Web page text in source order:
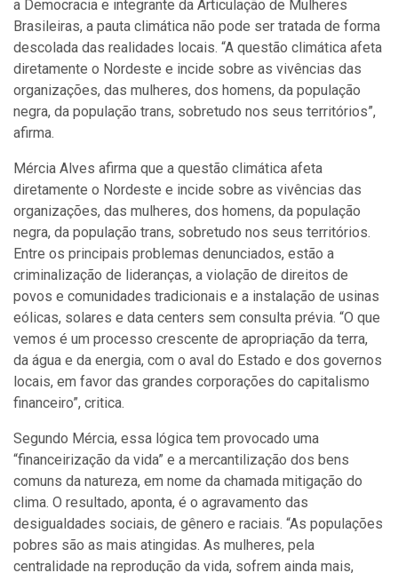
a Democracia e integrante da Articulação de Mulheres
Brasileiras, a pauta climática não pode ser tratada de forma
descolada das realidades locais. “A questão climática afeta
diretamente o Nordeste e incide sobre as vivências das
organizações, das mulheres, dos homens, da população
negra, da população trans, sobretudo nos seus territórios”,
afirma.
Mércia Alves afirma que a questão climática afeta
diretamente o Nordeste e incide sobre as vivências das
organizações, das mulheres, dos homens, da população
negra, da população trans, sobretudo nos seus territórios.
Entre os principais problemas denunciados, estão a
criminalização de lideranças, a violação de direitos de
povos e comunidades tradicionais e a instalação de usinas
eólicas, solares e data centers sem consulta prévia. “O que
vemos é um processo crescente de apropriação da terra,
da água e da energia, com o aval do Estado e dos governos
locais, em favor das grandes corporações do capitalismo
financeiro”, critica.
Segundo Mércia, essa lógica tem provocado uma
“financeirização da vida” e a mercantilização dos bens
comuns da natureza, em nome da chamada mitigação do
clima. O resultado, aponta, é o agravamento das
desigualdades sociais, de gênero e raciais. “As populações
pobres são as mais atingidas. As mulheres, pela
centralidade na reprodução da vida, sofrem ainda mais,